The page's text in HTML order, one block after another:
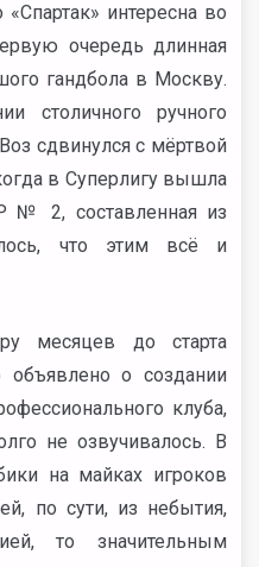
интересна во
очередь длинная
гандбола в Москву.
столичного ручного
сдвинулся с мёртвой
в Суперлигу вышла
№ 2, составленная из
что этим всё и
месяцев до старта
объявлено о создании
клуба,
не озвучивалось. В
на майках игроков
по сути, из небытия,
то значительным